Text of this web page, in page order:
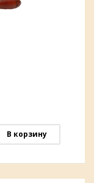
В корзину